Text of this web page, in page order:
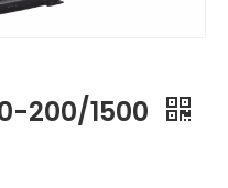
200/1500